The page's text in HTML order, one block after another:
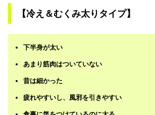
【冷え＆むくみ太りタイプ】
下半身が太い
あまり筋肉はついていない
昔は細かった
疲れやすいし、風邪を引きやすい